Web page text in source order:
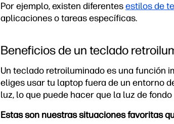
Por ejemplo, existen diferentesestilos de
aplicaciones o tareas específicas.
Beneficios de un teclado
Un teclado retroiluminado es una función
eliges usar tu laptop fuera de un entorno
luz, lo que puede hacer que la luz de
Estas son nuestras situaciones favoritas